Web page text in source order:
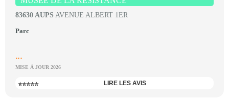
83630 AUPS AVENUE ALBERT 1ER
Parc
...
MISE À JOUR 2026
⭐⭐⭐⭐⭐ LIRE LES AVIS